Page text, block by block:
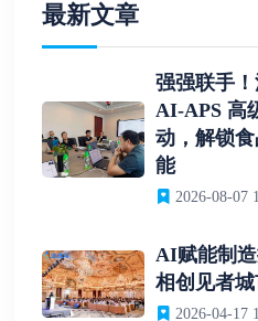
最新文章
强强联手
AI-APS 高
动，解锁
能
2026-08-07
AI赋能制
相创见者
2026-04-17